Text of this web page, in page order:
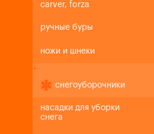
carver, forza
ручные буры
ножи и шнеки
+-
снегоуборочники
насадки для уборки
снега